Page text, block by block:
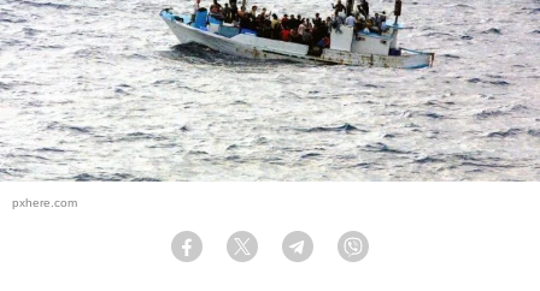
pxhere.com
Facebook Twitter Telegram